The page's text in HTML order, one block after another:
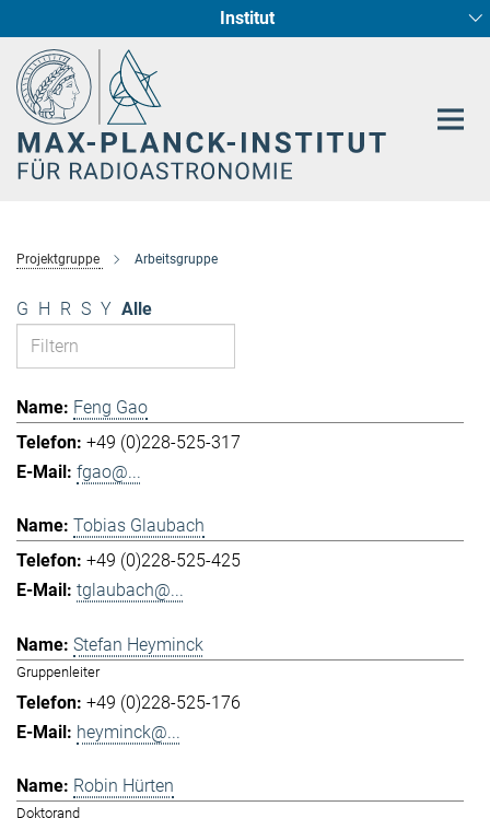
Institut
Radioastronomische Fundamentalphysik
Sternentstehung und Galaxienentwicklung
Projektgruppe Arbeitsgruppe
G H R S Y Alle
Feng Gao
+49 (0)228-525-317
fgao@...
Tobias Glaubach
+49 (0)228-525-425
tglaubach@...
Stefan Heyminck
Gruppenleiter
+49 (0)228-525-176
heyminck@...
Robin Hürten
Doktorand